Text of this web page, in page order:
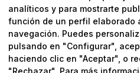
© 2026 Digital Marketing
digital
analíticos y para mostrarte
función de un perfil elaborado
navegación. Puedes
pulsando en "Configurar",
haciendo clic en "Aceptar", o
"Rechazar". Para más